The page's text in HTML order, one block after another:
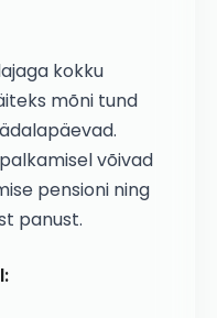
kokku
mõni tund
võivad
pensioni ning
panust.